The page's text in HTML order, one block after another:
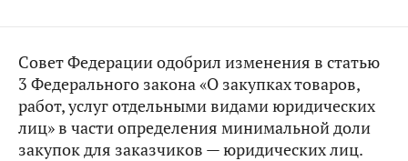
Совет Федерации одобрил изменения в статью
3 Федерального закона «О закупках товаров,
работ, услуг отдельными видами юридических
лиц» в части определения минимальной доли
закупок для заказчиков — юридических лиц.